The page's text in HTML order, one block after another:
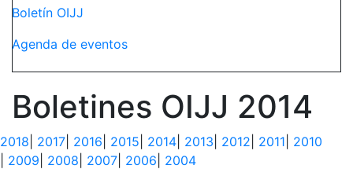
Boletines OIJJ 2014
2018 2017 2016 2015 2014 2013 2012 2011 2010
2009 2008 2007 2006 2004
Boletín OIJJ
Agenda de eventos